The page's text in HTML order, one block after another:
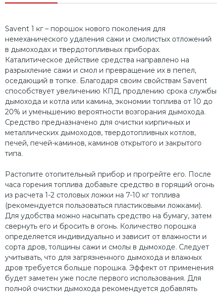
Savent 1 кг – порошок нового поколения для
немеханического удаления сажи и смолистых отложений
в дымоходах и твердотопливных приборах.
Каталитическое действие средства направлено на
разрыхление сажи и смол и превращение их в пепел,
оседающий в топке. Благодаря своим свойствам Savent
способствует увеличению КПД, продлению срока службы
дымохода и котла или камина, экономии топлива от 10 до
20% и уменьшению вероятности возгорания дымохода.
Средство предназначено для очистки кирпичных и
металлических дымоходов, твердотопливных котлов,
печей, печей-каминов, каминов открытого и закрытого
типа.
Растопите отопительный прибор и прогрейте его. После
часа горения топлива добавьте средство в горящий огонь
из расчета 1-2 столовых ложки на 7-10 кг топлива
(рекомендуется пользоваться пластиковыми ложками).
Для удобства можно насыпать средство на бумагу, затем
свернуть его и бросить в огонь. Количество порошка
определяется индивидуально и зависит от влажности и
сорта дров, толщины сажи и смолы в дымоходе. Следует
учитывать, что для загрязненного дымохода и влажных
дров требуется больше порошка. Эффект от применения
будет заметен уже после первого использования. Для
полной очистки дымохода рекомендуется добавлять